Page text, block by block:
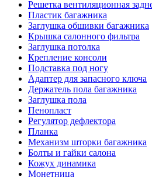
Решетка вентиляционная
Пластик багажника
Заглушка обшивки багажника
Крышка салонного фильтра
Заглушка потолка
Крепление консоли
Подставка под ногу
Адаптер для запасного ключа
Держатель пола багажника
Заглушка пола
Пенопласт
Регулятор дефлектора
Планка
Механизм шторки багажника
Болты и гайки салона
Кожух динамика
Монетница